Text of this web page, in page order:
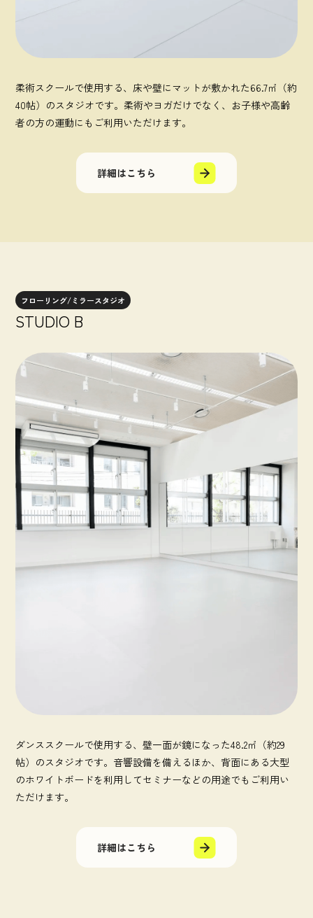
柔術スクールで使用する、床や壁にマットが敷かれた66.7㎡（約
40帖）のスタジオです。柔術やヨガだけでなく、お子様や高齢
者の方の運動にもご利用いただけます。
詳細はこちら
フローリング/ミラースタジオ
STUDIO B
ダンススクールで使用する、壁一面が鏡になった48.2㎡（約29
帖）のスタジオです。音響設備を備えるほか、背面にある大型
のホワイトボードを利用してセミナーなどの用途でもご利用い
ただけます。
詳細はこちら